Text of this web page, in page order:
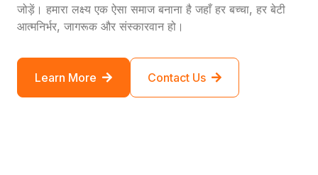
जोड़ें। हमारा लक्ष्य एक ऐसा समाज बनाना है जहाँ हर बच्चा, हर बेटी
आत्मनिर्भर, जागरूक और संस्कारवान हो।
Learn More Contact Us